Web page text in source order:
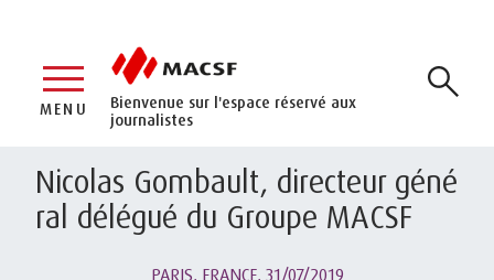
Bienvenue sur l'espace réservé aux
journalistes
MENU
Nicolas Gombault, directeur géné
ral délégué du Groupe MACSF
PARIS, FRANCE, 31/07/2019